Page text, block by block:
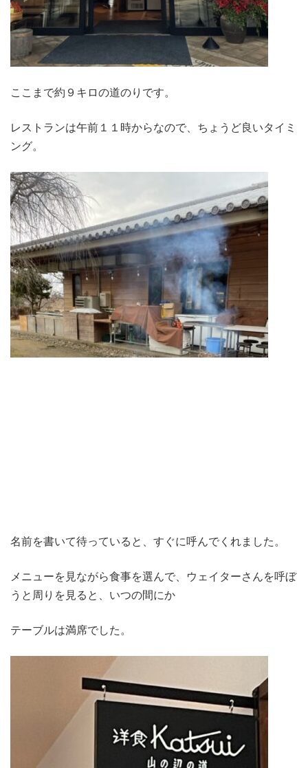
ここまで約９キロの道のりです。
レストランは午前１１時からなので、ちょうど良いタイミ
ング。
名前を書いて待っていると、すぐに呼んでくれました。
メニューを見ながら食事を選んで、ウェイターさんを呼ぼ
うと周りを見ると、いつの間にか
テーブルは満席でした。